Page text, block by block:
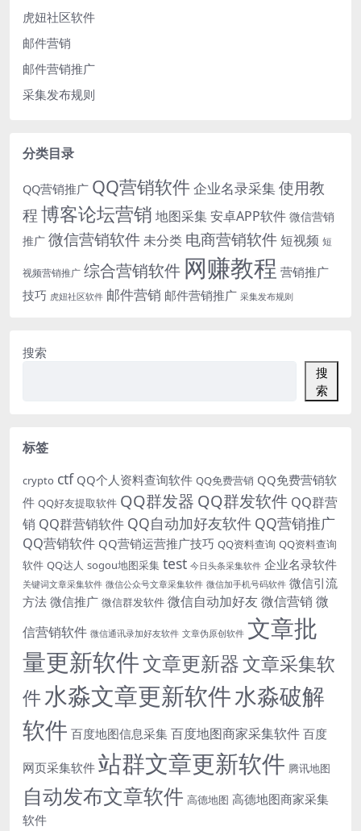
虎妞社区软件
邮件营销
邮件营销推广
采集发布规则
分类目录
QQ营销推广 QQ营销软件企业名录采集使用教
程博客论坛营销 地图采集安卓APP软件 微信营销
推广 微信营销软件未分类 电商营销软件短视频 短
视频营销推广 综合营销软件 网赚教程 营销推广
技巧 虎妞社区软件 邮件营销 邮件营销推广 采集发布规则
搜索
搜
索
标签
crypto ctf QQ个人资料查询软件 QQ免费营销 QQ免费营销软
件 QQ好友提取软件 QQ群发器 QQ群发软件 QQ群营
销 QQ群营销软件 QQ自动加好友软件 QQ营销推广
QQ营销软件 QQ营销运营推广技巧 QQ资料查询 QQ资料查询
软件 QQ达人 sogou地图采集 test 今日头条采集软件 企业名录软件
关键词文章采集软件 微信公众号文章采集软件 微信加手机号码软件 微信引流
方法 微信推广 微信群发软件 微信自动加好友 微信营销 微
信营销软件 微信通讯录加好友软件 文章伪原创软件 文章批
量更新软件文章更新器文章采集软
件水淼文章更新软件水淼破解
软件 百度地图信息采集 百度地图商家采集软件 百度
网页采集软件 站群文章更新软件 腾讯地图
自动发布文章软件 高德地图 高德地图商家采集
软件